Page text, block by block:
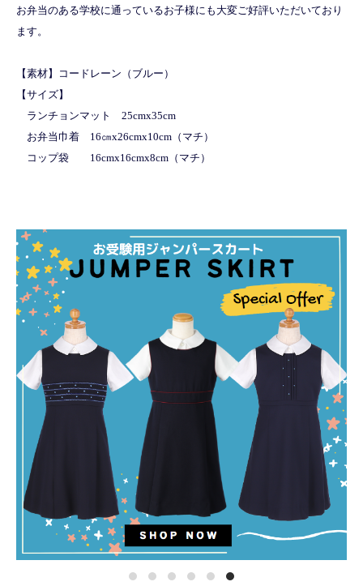
お弁当のある学校に通っているお子様にも大変ご好評いただいており
ます。
【素材】コードレーン（ブルー）
【サイズ】
ランチョンマット 25cmx35cm
お弁当巾着 16㎝x26cmx10cm（マチ）
コップ袋 16cmx16cmx8cm（マチ）